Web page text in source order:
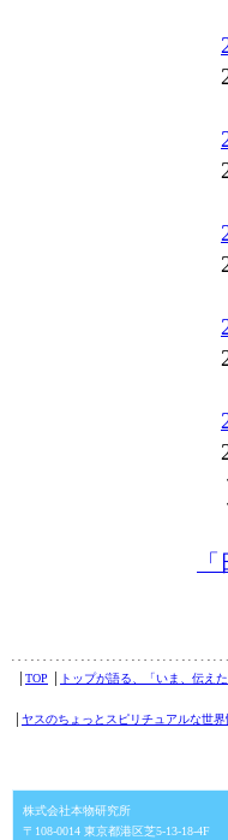
・
・
TOP トップが語る、「いま、伝えた
ヤスのちょっとスピリチュアルな世界
株式会社本物研究所
〒108-0014 東京都港区芝5-13-18-4F